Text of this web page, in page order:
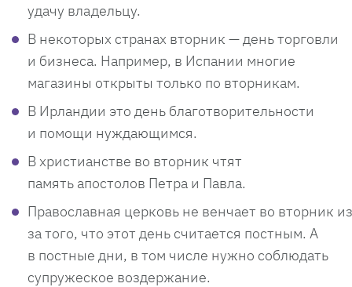
удачу владельцу.
В некоторых странах вторник — день торговли
и бизнеса. Например, в Испании многие
магазины открыты только по вторникам.
В Ирландии это день благотворительности
и помощи нуждающимся.
В христианстве во вторник чтят
память апостолов Петра и Павла.
Православная церковь не венчает во вторник
за того, что этот день считается постным. А
в постные дни, в том числе нужно соблюдать
супружеское воздержание.